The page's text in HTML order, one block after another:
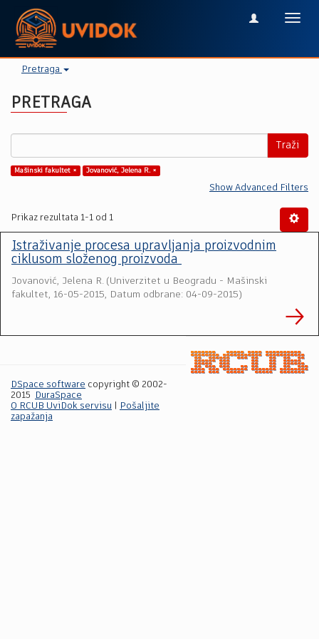
Pretraga
PRETRAGA
Traži
Mašinski fakultet × Jovanović, Jelena R. ×
Show Advanced Filters
Prikaz rezultata 1-1 od 1
Istraživanje procesa upravljanja proizvodnim
ciklusom složenog proizvoda
Jovanović, Jelena R. (Univerzitet u Beogradu - Mašinski
fakultet, 16-05-2015, Datum odbrane: 04-09-2015)
DSpace software copyright © 2002-
2015
DuraSpace
O RCUB UviDok servisu
Pošaljite
zapažanja